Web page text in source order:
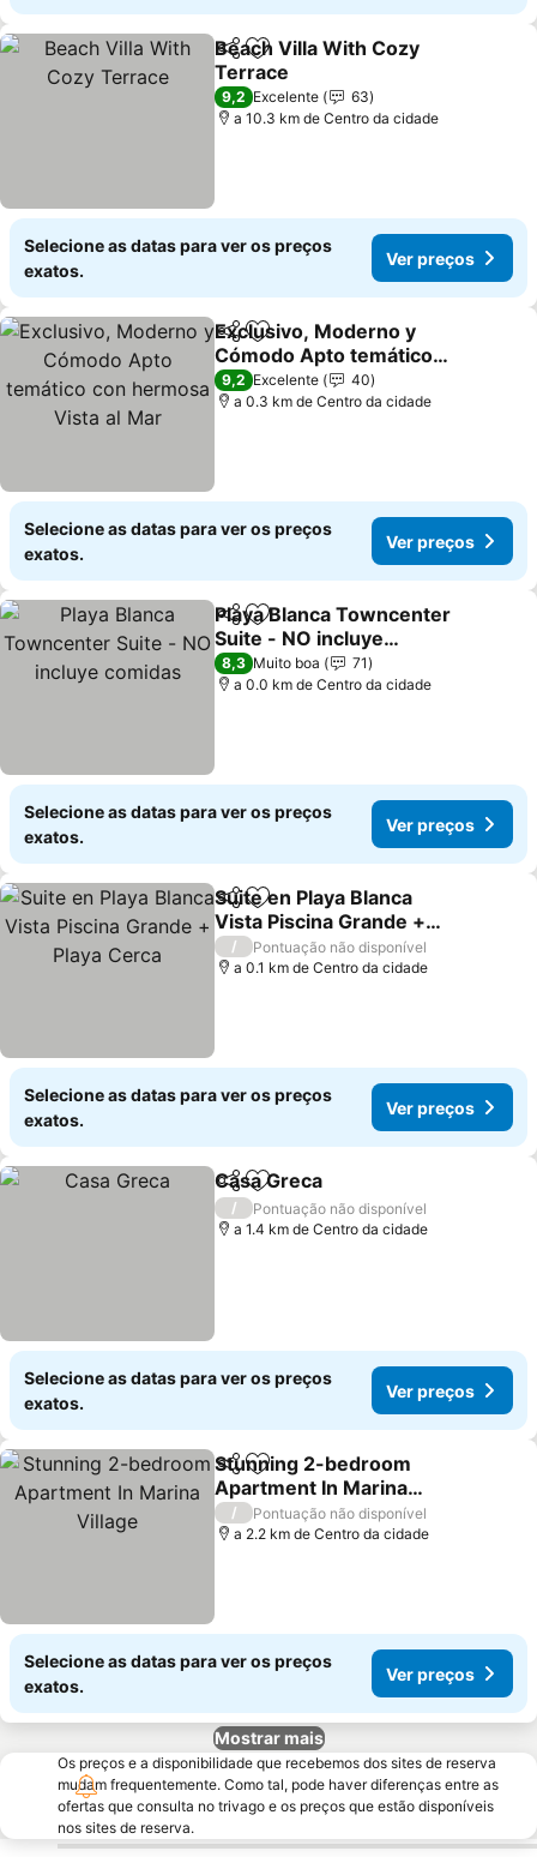
PartilharAdicionar aos favoritos
Beach Villa With Cozy
Terrace
9,2 Excelente
63
a 10.3 km de Centro da cidade
Selecione as datas para ver os preços
exatos.
Ver preços
PartilharAdicionar aos favoritos
Exclusivo, Moderno y
Cómodo Apto temático
con hermosa Vista al Mar
9,2 Excelente
40
a 0.3 km de Centro da cidade
Selecione as datas para ver os preços
exatos.
Ver preços
PartilharAdicionar aos favoritos
Playa Blanca Towncenter
Suite - NO incluye
comidas
8,3 Muito boa
71
a 0.0 km de Centro da cidade
Selecione as datas para ver os preços
exatos.
Ver preços
PartilharAdicionar aos favoritos
Suite en Playa Blanca
Vista Piscina Grande +
Playa Cerca
/
Pontuação não disponível
a 0.1 km de Centro da cidade
Selecione as datas para ver os preços
exatos.
Ver preços
PartilharAdicionar aos favoritos
Casa Greca
/
Pontuação não disponível
a 1.4 km de Centro da cidade
Selecione as datas para ver os preços
exatos.
Ver preços
PartilharAdicionar aos favoritos
Stunning 2-bedroom
Apartment In Marina
Village
/
Pontuação não disponível
a 2.2 km de Centro da cidade
Selecione as datas para ver os preços
exatos.
Ver preços
Mostrar mais
Os preços e a disponibilidade que recebemos dos sites de reserva
mudam frequentemente. Como tal, pode haver diferenças entre as
ofertas que consulta no trivago e os preços que estão disponíveis
nos sites de reserva.